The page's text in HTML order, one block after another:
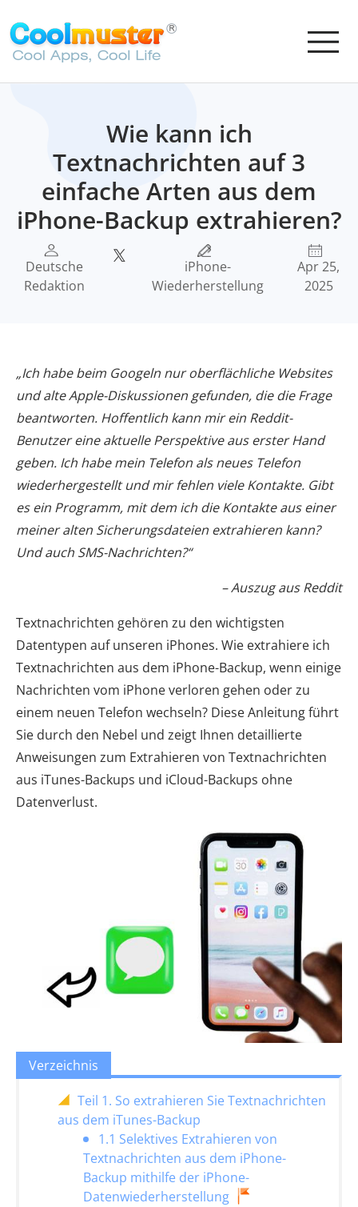
Wie kann ich
Textnachrichten auf 3
einfache Arten aus dem
iPhone-Backup extrahieren?
Deutsche
Redaktion
iPhone-
Wiederherstellung
Apr 25,
2025
„Ich habe beim Googeln nur oberflächliche Websites
und alte Apple-Diskussionen gefunden, die die Frage
beantworten. Hoffentlich kann mir ein Reddit-
Benutzer eine aktuelle Perspektive aus erster Hand
geben. Ich habe mein Telefon als neues Telefon
wiederhergestellt und mir fehlen viele Kontakte. Gibt
es ein Programm, mit dem ich die Kontakte aus einer
meiner alten Sicherungsdateien extrahieren kann?
Und auch SMS-Nachrichten?“
– Auszug aus Reddit
Textnachrichten gehören zu den wichtigsten
Datentypen auf unseren iPhones. Wie extrahiere ich
Textnachrichten aus dem iPhone-Backup, wenn einige
Nachrichten vom iPhone verloren gehen oder zu
einem neuen Telefon wechseln? Diese Anleitung führt
Sie durch den Nebel und zeigt Ihnen detaillierte
Anweisungen zum Extrahieren von Textnachrichten
aus iTunes-Backups und iCloud-Backups ohne
Datenverlust.
Verzeichnis
Teil 1. So extrahieren Sie Textnachrichten
aus dem iTunes-Backup
1.1 Selektives Extrahieren von
Textnachrichten aus dem iPhone-
Backup mithilfe der iPhone-
Datenwiederherstellung